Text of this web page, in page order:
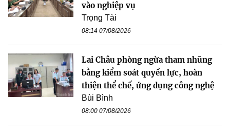
vào nghiệp vụ
Trọng Tài
08:14 07/08/2026
Lai Châu phòng ngừa tham nhũng
bằng kiểm soát quyền lực, hoàn
thiện thể chế, ứng dụng công nghệ
Bùi Bình
08:00 07/08/2026